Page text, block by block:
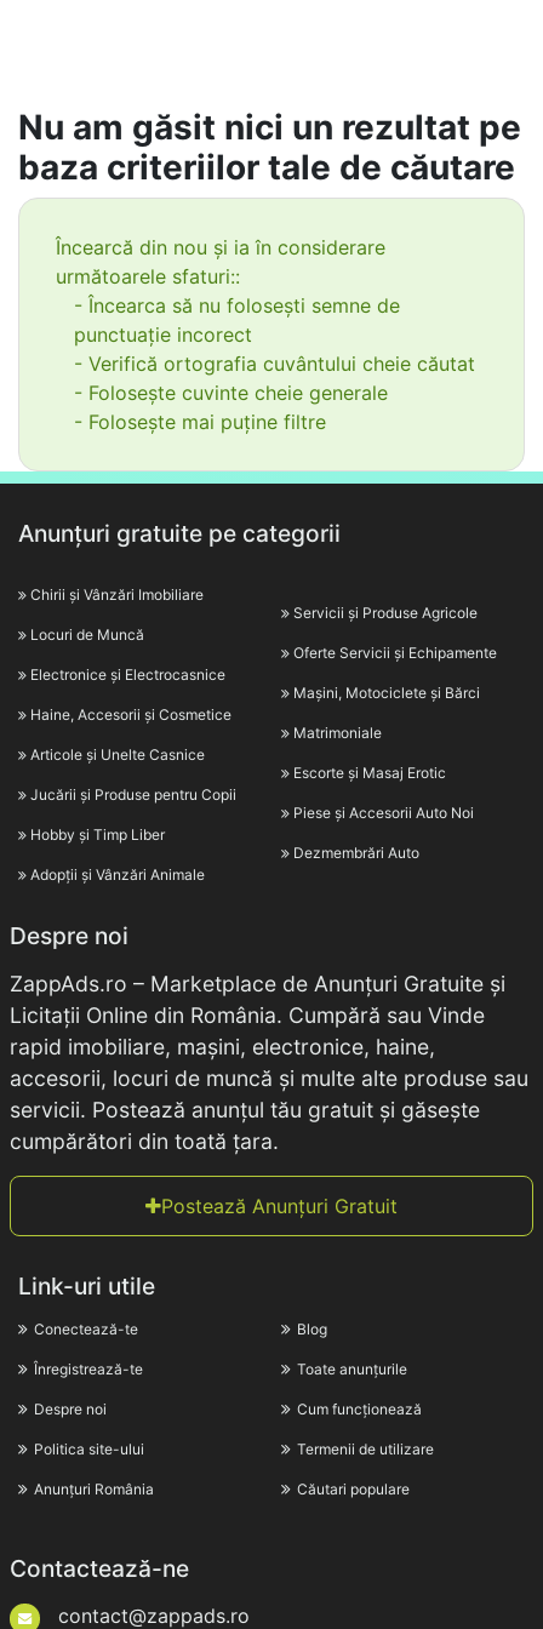
Nu am găsit nici un rezultat pe
baza criteriilor tale de căutare
Încearcă din nou și ia în considerare
următoarele sfaturi::
- Încearca să nu folosești semne de
punctuație incorect
- Verifică ortografia cuvântului cheie căutat
- Folosește cuvinte cheie generale
- Folosește mai puține filtre
Anunțuri gratuite pe categorii
Chirii și Vânzări Imobiliare
Locuri de Muncă
Electronice și Electrocasnice
Haine, Accesorii și Cosmetice
Articole și Unelte Casnice
Jucării și Produse pentru Copii
Hobby și Timp Liber
Adopții și Vânzări Animale
Servicii și Produse Agricole
Oferte Servicii și Echipamente
Mașini, Motociclete și Bărci
Matrimoniale
Escorte și Masaj Erotic
Piese și Accesorii Auto Noi
Dezmembrări Auto
Despre noi
ZappAds.ro – Marketplace de Anunțuri Gratuite și
Licitații Online din România. Cumpără sau Vinde
rapid imobiliare, mașini, electronice, haine,
accesorii, locuri de muncă și multe alte produse sau
servicii. Postează anunțul tău gratuit și găsește
cumpărători din toată țara.
Postează Anunțuri Gratuit
Link-uri utile
Conectează-te
Înregistrează-te
Despre noi
Politica site-ului
Anunțuri România
Blog
Toate anunțurile
Cum funcționează
Termenii de utilizare
Căutari populare
Contactează-ne
contact@zappads.ro